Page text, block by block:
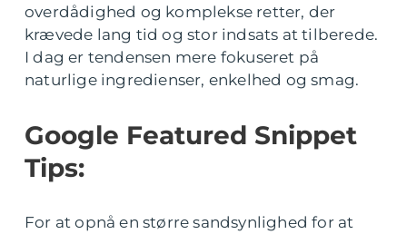
overdådighed og komplekse retter, der
krævede lang tid og stor indsats at tilberede.
I dag er tendensen mere fokuseret på
naturlige ingredienser, enkelhed og smag.
Google Featured Snippet
Tips:
For at opnå en større sandsynlighed for at